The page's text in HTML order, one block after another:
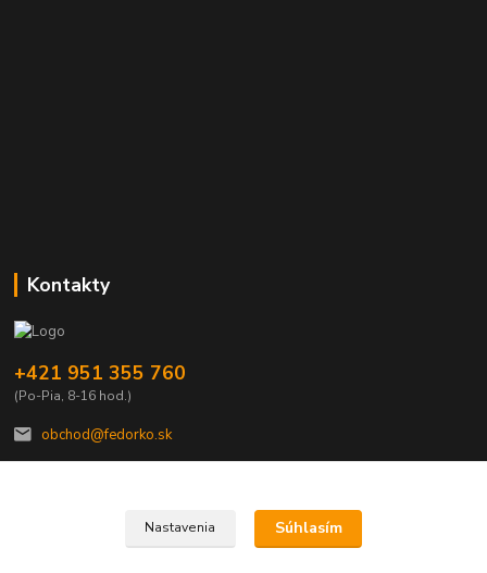
Kontakty
+421 951 355 760
(Po-Pia, 8-16 hod.)
obchod@fedorko.sk
Nastavenia Súhlasím